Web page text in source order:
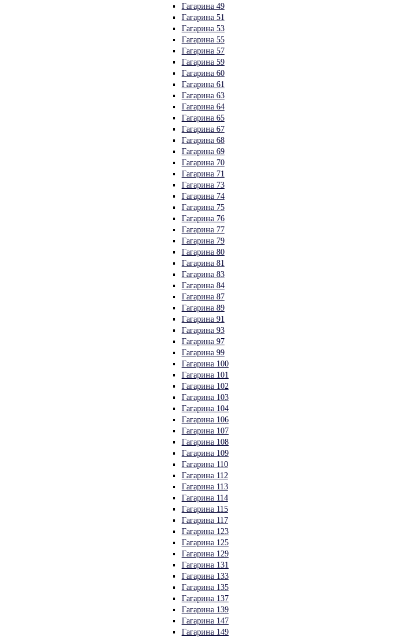
Гагарина 49
Гагарина 51
Гагарина 53
Гагарина 55
Гагарина 57
Гагарина 59
Гагарина 60
Гагарина 61
Гагарина 63
Гагарина 64
Гагарина 65
Гагарина 67
Гагарина 68
Гагарина 69
Гагарина 70
Гагарина 71
Гагарина 73
Гагарина 74
Гагарина 75
Гагарина 76
Гагарина 77
Гагарина 79
Гагарина 80
Гагарина 81
Гагарина 83
Гагарина 84
Гагарина 87
Гагарина 89
Гагарина 91
Гагарина 93
Гагарина 97
Гагарина 99
Гагарина 100
Гагарина 101
Гагарина 102
Гагарина 103
Гагарина 104
Гагарина 106
Гагарина 107
Гагарина 108
Гагарина 109
Гагарина 110
Гагарина 112
Гагарина 113
Гагарина 114
Гагарина 115
Гагарина 117
Гагарина 123
Гагарина 125
Гагарина 129
Гагарина 131
Гагарина 133
Гагарина 135
Гагарина 137
Гагарина 139
Гагарина 147
Гагарина 149